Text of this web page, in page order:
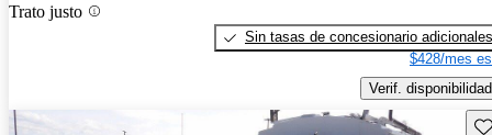
Trato justo
Sin tasas de concesionario adicionales
$428/mes
Verif. disponibilidad